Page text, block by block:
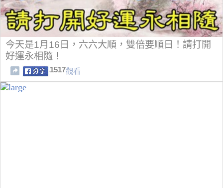
今天是1月16日，六六大順，雙倍要順日！請打開
好運永相隨！
1517觀看